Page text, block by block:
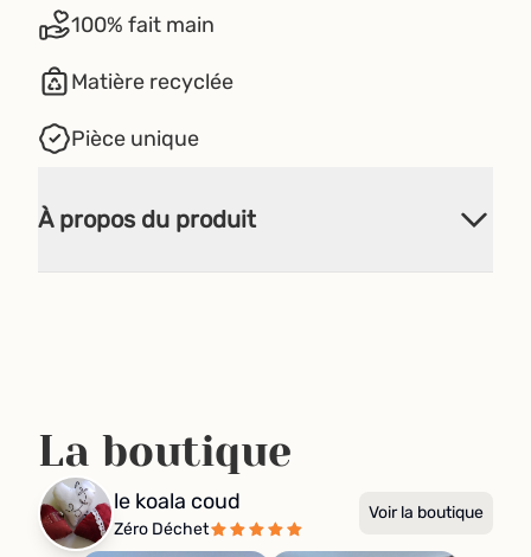
100% fait main
Matière recyclée
Pièce unique
À propos du produit
La boutique
le koala coud
Zéro Déchet
Voir la boutique